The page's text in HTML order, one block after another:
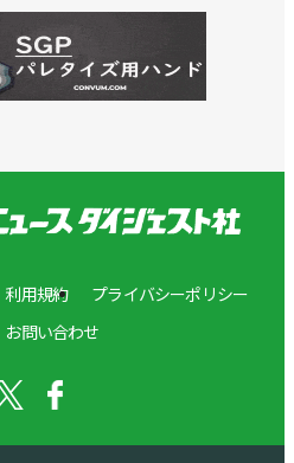
利用規約
プライバシーポリシー
お問い合わせ